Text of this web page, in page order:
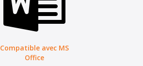
Compatible avec MS
Office